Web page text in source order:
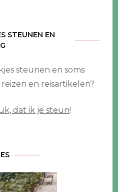
STEUNEN EN
steunen en soms
en reisartikelen?
dat ik je steun!